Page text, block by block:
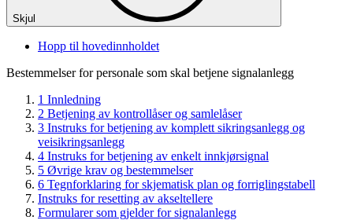
Skjul
Hopp til hovedinnholdet
Bestemmelser for personale som skal betjene signalanlegg
1 Innledning
2 Betjening av kontrollåser og samlelåser
3 Instruks for betjening av komplett sikringsanlegg og
veisikringsanlegg
4 Instruks for betjening av enkelt innkjørsignal
5 Øvrige krav og bestemmelser
6 Tegnforklaring for skjematisk plan og forriglingstabell
Instruks for resetting av akseltellere
Formularer som gjelder for signalanlegg